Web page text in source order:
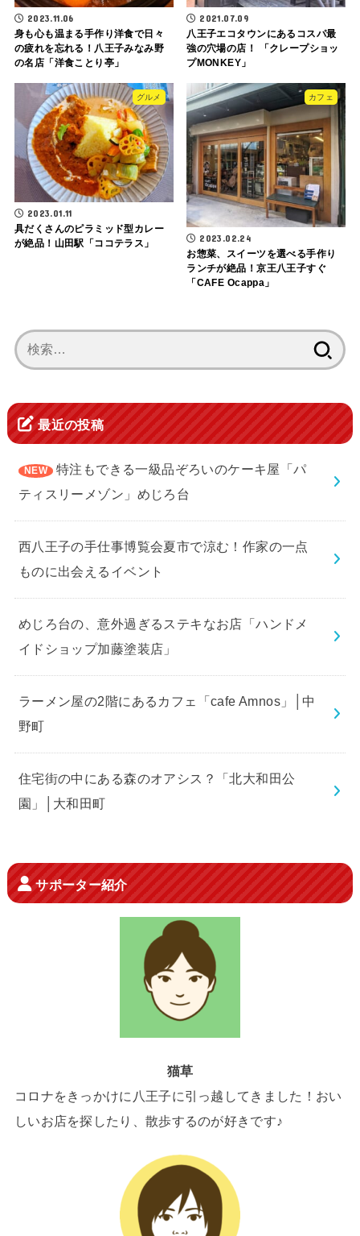
2023.11.06
身も心も温まる手作り洋食で日々
の疲れを忘れる！八王子みなみ野
の名店「洋食ことり亭」
2021.07.09
八王子エコタウンにあるコスパ最
強の穴場の店！ 「クレープショッ
プMONKEY」
グルメ
2023.01.11
具だくさんのピラミッド型カレー
が絶品！山田駅「ココテラス」
カフェ
2023.02.24
お惣菜、スイーツを選べる手作り
ランチが絶品！京王八王子すぐ
「CAFE Ocappa」
索:
最近の投稿
特注もできる一級品ぞろいのケーキ屋「パ
ティスリーメゾン」めじろ台
西八王子の手仕事博覧会夏市で涼む！作家の一点
ものに出会えるイベント
めじろ台の、意外過ぎるステキなお店「ハンドメ
イドショップ加藤塗装店」
ラーメン屋の2階にあるカフェ「cafe Amnos」│中
野町
住宅街の中にある森のオアシス？「北大和田公
園」│大和田町
サポーター紹介
猫草
コロナをきっかけに八王子に引っ越してきました！おい
しいお店を探したり、散歩するのが好きです♪